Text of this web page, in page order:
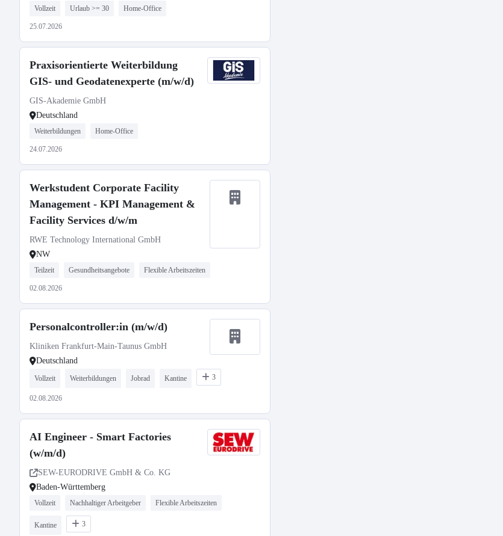
Vollzeit Urlaub >= 30 Home-Office
25.07.2026
Praxisorientierte Weiterbildung
GIS- und Geodatenexperte (m/w/d)
GIS-Akademie GmbH
Deutschland
Weiterbildungen Home-Office
24.07.2026
Werkstudent Corporate Facility
Management - KPI Management &
Facility Services d/w/m
RWE Technology International GmbH
NW
Teilzeit Gesundheitsangebote Flexible Arbeitszeiten
02.08.2026
Personalcontroller:in (m/w/d)
Kliniken Frankfurt-Main-Taunus GmbH
Deutschland
Vollzeit Weiterbildungen Jobrad Kantine 3
02.08.2026
AI Engineer - Smart Factories
(w/m/d)
SEW-EURODRIVE GmbH & Co. KG
Baden-Württemberg
Vollzeit Nachhaltiger Arbeitgeber Flexible Arbeitszeiten
Kantine 3